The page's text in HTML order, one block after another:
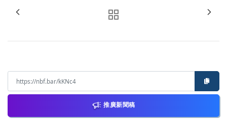
推廣新聞稿